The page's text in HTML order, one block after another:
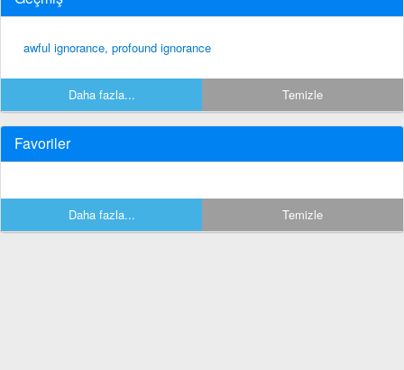
awful ignorance, profound ignorance
Daha fazla... Temizle
Favoriler
Daha fazla... Temizle